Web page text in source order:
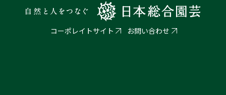
コーポレイトサイト お問い合わせ